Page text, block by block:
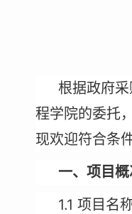
根据政府
程学院的委托
现欢迎符合条
一、项目
1.1 项目名称